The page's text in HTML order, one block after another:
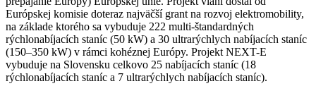
Európskej komisie doteraz najväčší grant na rozvoj elektromobility,
na základe ktorého sa vybuduje 222 multi-štandardných
rýchlonabíjacích staníc (50 kW) a 30 ultrarýchlych nabíjacích staníc
(150–350 kW) v rámci kohéznej Európy. Projekt NEXT-E
vybuduje na Slovensku celkovo 25 nabíjacích staníc (18
rýchlonabíjacích staníc a 7 ultrarýchlych nabíjacích staníc).